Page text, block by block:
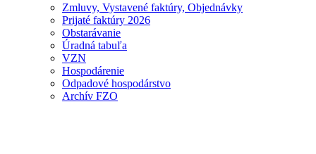
Zmluvy, Vystavené faktúry, Objednávky
Prijaté faktúry 2026
Obstarávanie
Úradná tabuľa
VZN
Hospodárenie
Odpadové hospodárstvo
Archív FZO